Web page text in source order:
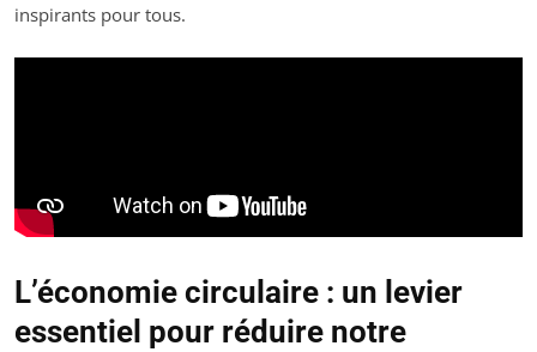
inspirants pour tous.
L’économie circulaire : un levier
essentiel pour réduire notre